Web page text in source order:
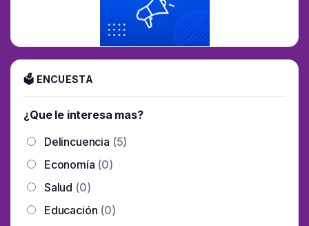
🗳 ENCUESTA
¿Que le interesa mas?
Delincuencia (5)
Economía (0)
Salud (0)
Educación (0)